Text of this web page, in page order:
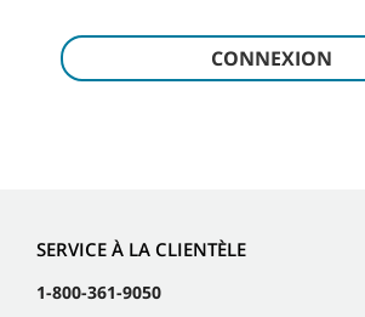
CONNEXION
SERVICE À LA CLIENTÈLE
1-800-361-9050